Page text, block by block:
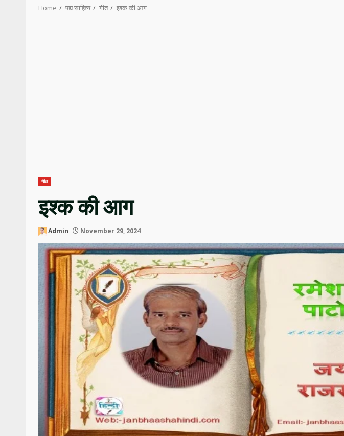
Home पद्य साहित्य गीत इश्क की आग
गीत
इश्क की आग
Admin November 29, 2024